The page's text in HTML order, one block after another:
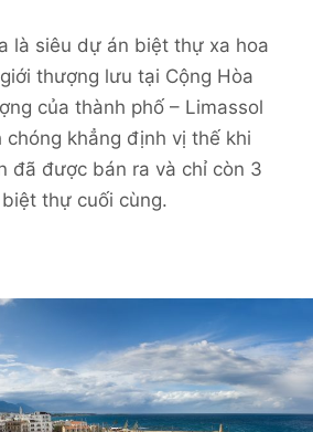
là siêu dự án biệt thự xa hoa
thượng lưu tại Cộng Hòa
của thành phố – Limassol
chóng khẳng định vị thế khi
đã được bán ra và chỉ còn 3
thự cuối cùng.